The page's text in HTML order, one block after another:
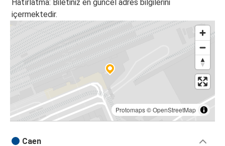
Hatırlatma: Biletiniz en güncel adres bilgilerini
içermektedir.
Protomaps©OpenStreetMap
Caen